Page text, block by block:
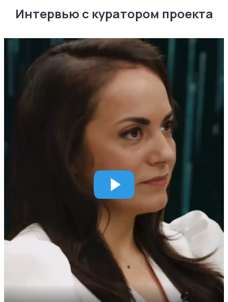
Интервью с куратором проекта